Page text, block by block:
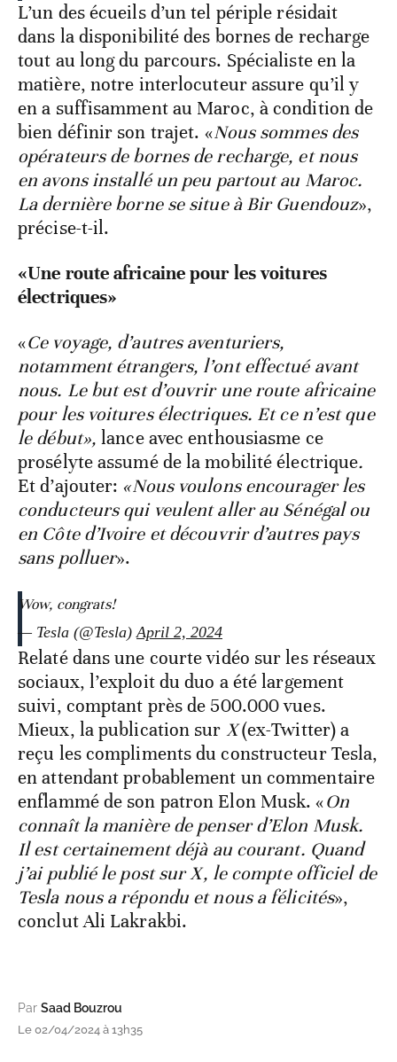
L’un des écueils d’un tel périple résidait
dans la disponibilité des bornes de recharge
tout au long du parcours. Spécialiste en la
matière, notre interlocuteur assure qu’il y
en a suffisamment au Maroc, à condition de
bien définir son trajet. «Nous sommes des
opérateurs de bornes de recharge, et nous
en avons installé un peu partout au Maroc.
La dernière borne se situe à Bir Guendouz»,
précise-t-il.
«Une route africaine pour les voitures
électriques»
«Ce voyage, d’autres aventuriers,
notamment étrangers, l’ont effectué avant
nous. Le but est d’ouvrir une route africaine
pour les voitures électriques. Et ce n’est que
le début»,lance avec enthousiasme ce
prosélyte assumé de la mobilité électrique.
Et d’ajouter: «Nous voulons encourager les
conducteurs qui veulent aller au Sénégal ou
en Côte d’Ivoire et découvrir d’autres pays
sans polluer».
Wow, congrats!
— Tesla (@Tesla)April 2, 2024
Relaté dans une courte vidéo sur les réseaux
sociaux, l’exploit du duo a été largement
suivi, comptant près de 500.000 vues.
Mieux, la publication sur X(ex-Twitter) a
reçu les compliments du constructeur Tesla,
en attendant probablement un commentaire
enflammé de son patron Elon Musk. «On
connaît la manière de penser d’Elon Musk.
Il est certainement déjà au courant. Quand
j’ai publié le post sur X, le compte officiel de
Tesla nous a répondu et nous a félicités»,
conclut Ali Lakrakbi.
Par Saad Bouzrou
Le 02/04/2024 à 13h35